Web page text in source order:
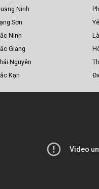
Ninh
Sơn
Ninh
Giang
Nguyên
Kạn